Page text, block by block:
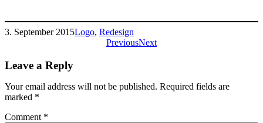
3. September 2015Logo, Redesign
PreviousNext
Leave a Reply
Your email address will not be published. Required fields are
marked *
Comment *